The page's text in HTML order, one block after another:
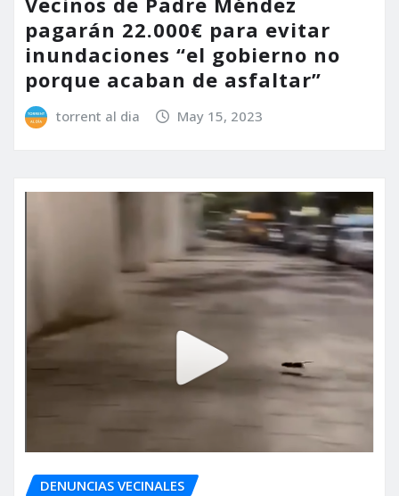
pagarán 22.000€ para evitar
inundaciones “el gobierno no
porque acaban de asfaltar”
torrent al dia May 15, 2023
DENUNCIAS VECINALES